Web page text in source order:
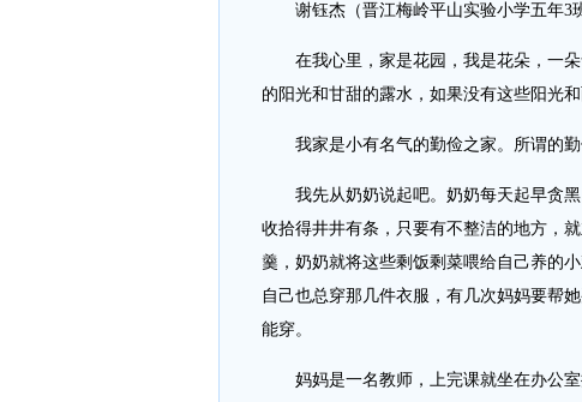
谢钰杰（晋江梅岭平山实验小学五年3
在我心里，家是花园，我是花朵，一朵
的阳光和甘甜的露水，如果没有这些阳光
我家是小有名气的勤俭之家。所谓的勤
我先从奶奶说起吧。奶奶每天起早贪黑
收拾得井井有条，只要有不整洁的地方，
羹，奶奶就将这些剩饭剩菜喂给自己养的
自己也总穿那几件衣服，有几次妈妈要帮
能穿。
妈妈是一名教师，上完课就坐在办公室